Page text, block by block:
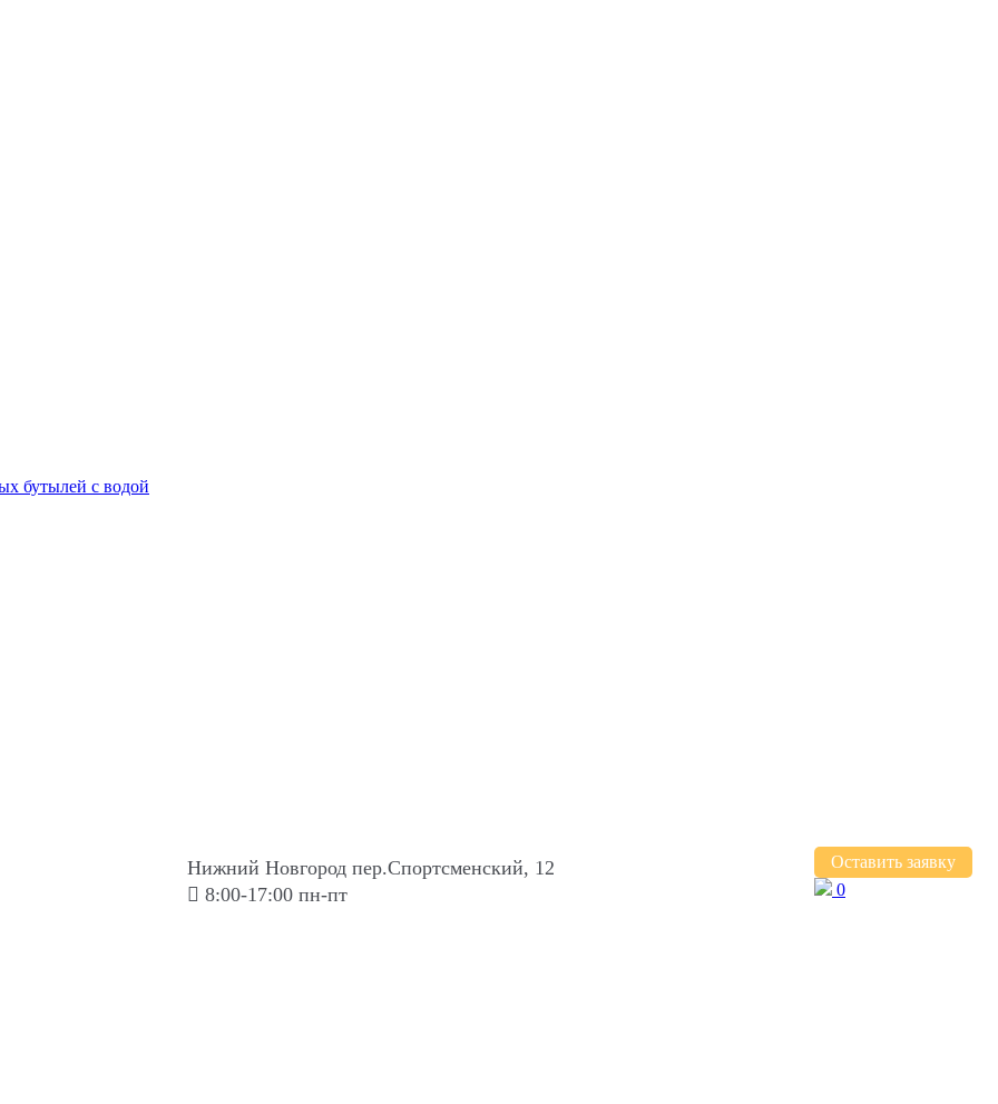
бутылей с водой
Нижний Новгород пер.Спортсменский, 12
8:00-17:00 пн-пт
Оставить заявку
0